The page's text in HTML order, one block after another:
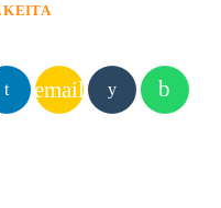
KEITA
email